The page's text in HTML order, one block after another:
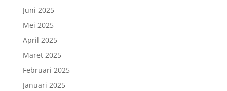
Juni 2025
Mei 2025
April 2025
Maret 2025
Februari 2025
Januari 2025